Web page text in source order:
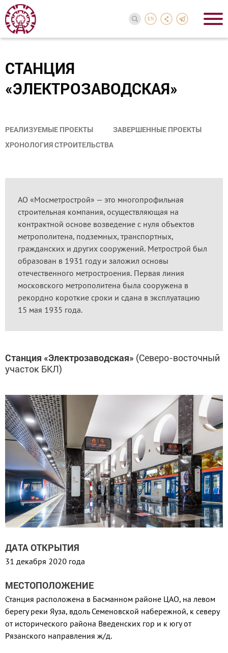
EN
СТАНЦИЯ
«ЭЛЕКТРОЗАВОДСКАЯ»
РЕАЛИЗУЕМЫЕ ПРОЕКТЫ
ЗАВЕРШЕННЫЕ ПРОЕКТЫ
ХРОНОЛОГИЯ СТРОИТЕЛЬСТВА
АО «Мосметрострой» — это многопрофильная
строительная компания, осуществляющая на
контрактной основе возведение с нуля объектов
метрополитена, подземных, транспортных,
гражданских и других сооружений. Метрострой был
образован в 1931 году и заложил основы
отечественного метростроения. Первая линия
московского метрополитена была сооружена в
рекордно короткие сроки и сдана в эксплуатацию
15 мая 1935 года.
Станция «Электрозаводская» (Северо-восточный
участок БКЛ)
ДАТА ОТКРЫТИЯ
31 декабря 2020 года
МЕСТОПОЛОЖЕНИЕ
Станция расположена в Басманном районе ЦАО, на левом
берегу реки Яуза, вдоль Семеновской набережной, к северу
от исторического района Введенских гор и к югу от
Рязанского направления ж/д.